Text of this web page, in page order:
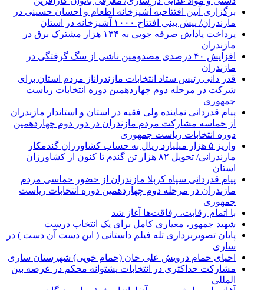
برگزاری آیین افتتاحیه آشپزخانه اطعام و احسان حسینی در
مازندران/ پیش بینی افتتاح ۱۰۰۰ آشپزخانه در استان
پرداخت پاداش صرفه جویی به ۱۳۴ هزار مشترک برق در
مازندران
افزایش ۴۰ درصدی مصدومین ناشی از سگ گرفتگی در
مازندران
قدر دانی رئیس ستاد انتخابات مازندراناز مردم استان برای
شرکت در مرحله دوم چهاردهمین دوره انتخابات ریاست
جمهوری
پیام قدردانی نماینده ولی فقیه در استان و استاندار مازندران
از حماسه مشارکت مردم مازندران در دور دوم چهاردهمین
دوره انتخابات ریاست جمهوری
واریز ۵ هزار میلیارد ریال به حساب کشاورزان گندمکار
مازندرانی/ تحویل ۸۲ هزار تن گندم تا کنون از کشاورزان
استان
پیام قدردانی سپاه کربلا مازندران از حضور حماسی مردم
مازندران در مرحله دوم چهاردهمین دوره انتخابات ریاست
جمهوری
با اتمام رقابت، رفاقت‌ها آغاز شد
شهید جمهور، معیاری کامل برای یک انتخاب درست
پایان تصویربرداری تله فیلم داستانی ( این دست آن دست ) در
ساری
احیای حمام درویش علی خان (حمام خویی) شهرستان ساری
مشارکت حداکثری در انتخابات پشتوانه محکم در عرصه بین
المللی